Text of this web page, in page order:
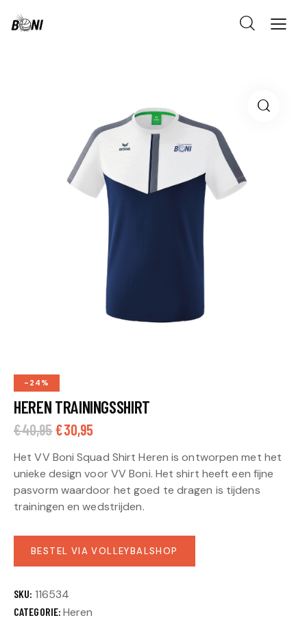
-24%
HEREN TRAININGSSHIRT
€40,95€30,95
Het VV Boni Squad Shirt Heren is ontworpen met het
unieke design voor VV Boni. Het shirt heeft een fijne
pasvorm waardoor het goed te dragen is tijdens
trainingen en wedstrijden.
BESTEL VIA VOLLEYBALSHOP
SKU: 116534
CATEGORIE:Heren